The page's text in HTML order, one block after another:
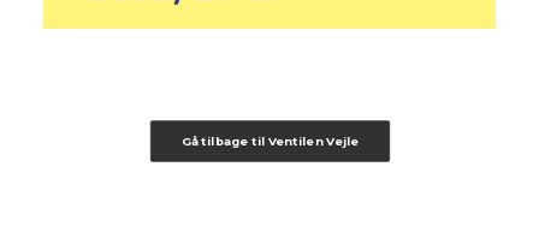
Gå tilbage til Ventilen Vejle